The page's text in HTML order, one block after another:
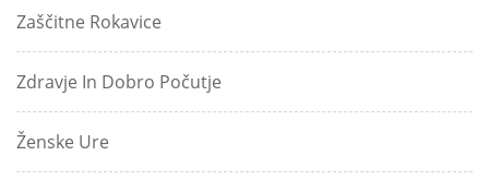
Zaščitne Rokavice
Zdravje In Dobro Počutje
Ženske Ure